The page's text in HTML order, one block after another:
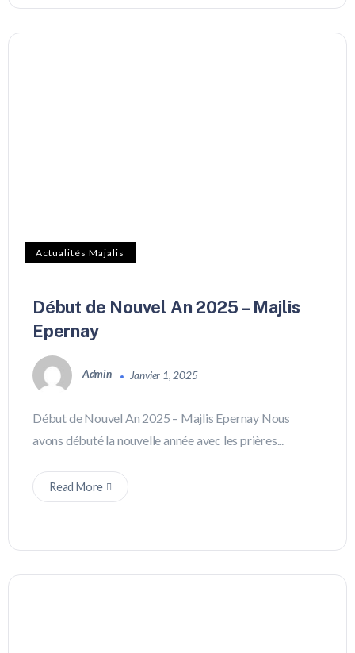
Actualités Majalis
Début de Nouvel An 2025 – Majlis
Epernay
Admin Janvier 1, 2025
Début de Nouvel An 2025 – Majlis Epernay Nous
avons débuté la nouvelle année avec les prières...
Read More